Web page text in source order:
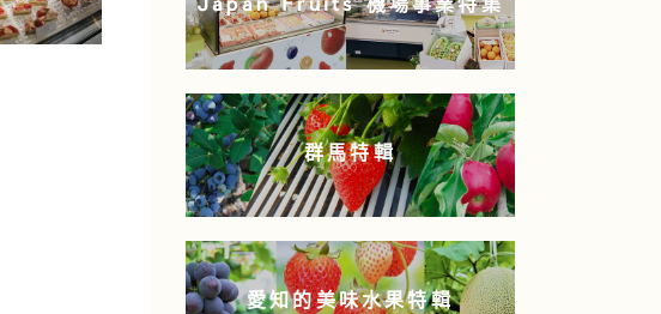
Japan Fruits 機場事業特集
群馬特輯
愛知的美味水果特輯